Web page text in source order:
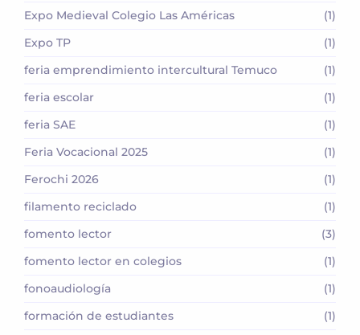
Expo Medieval Colegio Las Américas
(1)
Expo TP
(1)
feria emprendimiento intercultural Temuco
(1)
feria escolar
(1)
feria SAE
(1)
Feria Vocacional 2025
(1)
Ferochi 2026
(1)
filamento reciclado
(1)
fomento lector
(3)
fomento lector en colegios
(1)
fonoaudiología
(1)
formación de estudiantes
(1)